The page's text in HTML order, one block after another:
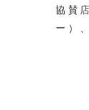
協賛
ー）